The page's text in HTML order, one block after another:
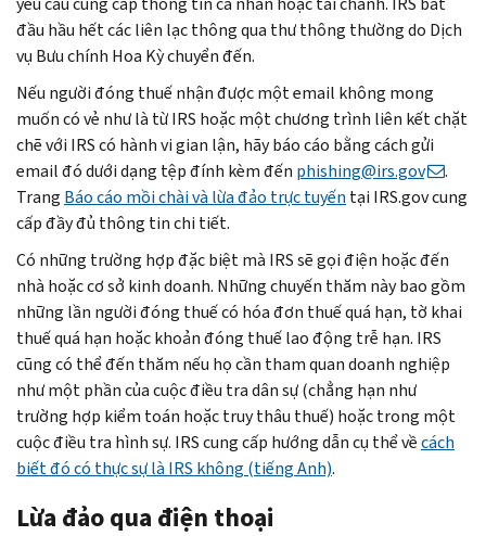
đầu hầu hết các liên lạc thông qua thư thông thường do Dịch
vụ Bưu chính Hoa Kỳ chuyển đến.
Nếu người đóng thuế nhận được một email không mong
muốn có vẻ như là từ IRS hoặc một chương trình liên kết chặt
chẽ với IRS có hành vi gian lận, hãy báo cáo bằng cách gửi
email đó dưới dạng tệp đính kèm đến phishing@irs.gov
.
Trang Báo cáo mồi chài và lừa đảo trực tuyến tại IRS.gov cung
cấp đầy đủ thông tin chi tiết.
Có những trường hợp đặc biệt mà IRS sẽ gọi điện hoặc đến
nhà hoặc cơ sở kinh doanh. Những chuyến thăm này bao gồm
những lần người đóng thuế có hóa đơn thuế quá hạn, tờ khai
thuế quá hạn hoặc khoản đóng thuế lao động trễ hạn. IRS
cũng có thể đến thăm nếu họ cần tham quan doanh nghiệp
như một phần của cuộc điều tra dân sự (chẳng hạn như
trường hợp kiểm toán hoặc truy thâu thuế) hoặc trong một
cuộc điều tra hình sự. IRS cung cấp hướng dẫn cụ thể vềcách
biết đó có thực sự là IRS không (tiếng Anh).
Lừa đảo qua điện thoại